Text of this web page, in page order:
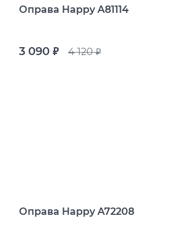
Оправа Happy A81114
3 090 руб. 4 120руб.
Оправа Happy A72208